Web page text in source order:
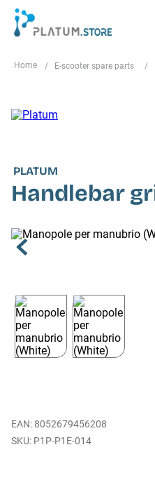
E-scooter spare parts
PLATUM
Handlebar
EAN: 8052679456208
P1P-P1E-014